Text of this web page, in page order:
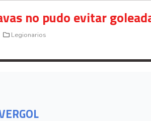
no pudo evitar
Legionarios